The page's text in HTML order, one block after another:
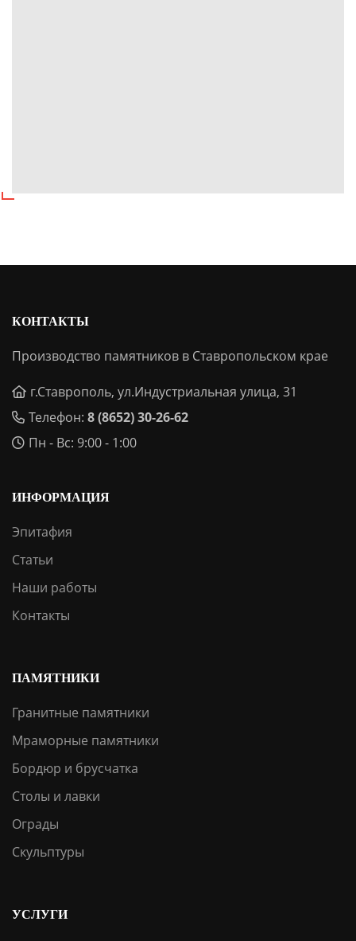
КОНТАКТЫ
Производство памятников в Ставропольском крае
г.Ставрополь, ул.Индустриальная улица, 31
Телефон: 8 (8652) 30-26-62
Пн - Вс: 9:00 - 1:00
ИНФОРМАЦИЯ
Эпитафия
Статьи
Наши работы
Контакты
ПАМЯТНИКИ
Гранитные памятники
Мраморные памятники
Бордюр и брусчатка
Столы и лавки
Ограды
Скульптуры
УСЛУГИ